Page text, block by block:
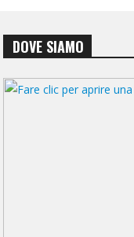
DOVE SIAMO